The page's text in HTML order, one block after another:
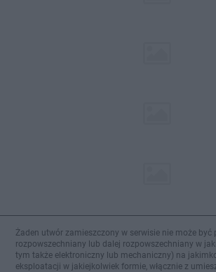
Żaden utwór zamieszczony w serwisie nie może być
rozpowszechniany lub dalej rozpowszechniany w
tym także elektroniczny lub mechaniczny) na
eksploatacji w jakiejkolwiek formie, włącznie z